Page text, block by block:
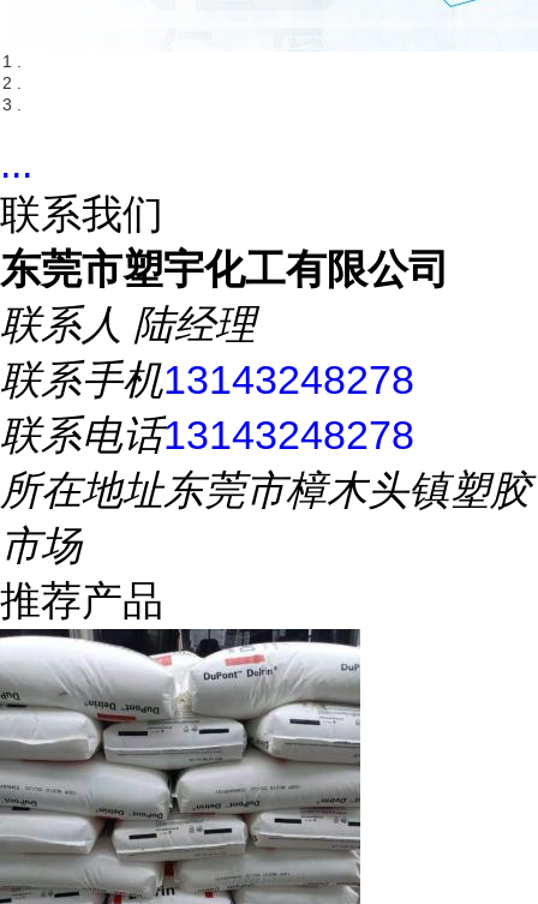
1 .
2 .
3 .
...
联系我们
东莞市塑宇化工有限公司
联系人 陆经理
联系手机13143248278
联系电话13143248278
所在地址东莞市樟木头镇塑胶
市场
推荐产品